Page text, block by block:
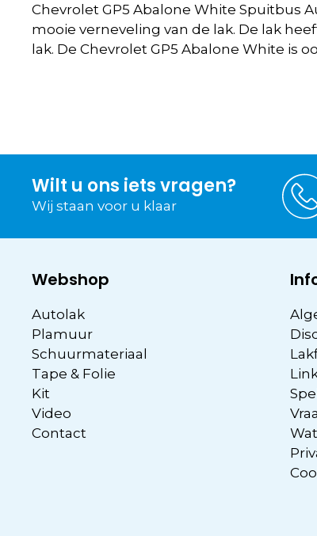
Chevrolet GP5 Abalone White Spuitbus
mooie verneveling van de lak. De lak
lak. De Chevrolet GP5 Abalone White is
Wilt u ons iets vragen?
Wij staan voor u klaar
Webshop
Autolak
Plamuur
Schuurmateriaal
Tape & Folie
Kit
Video
Contact